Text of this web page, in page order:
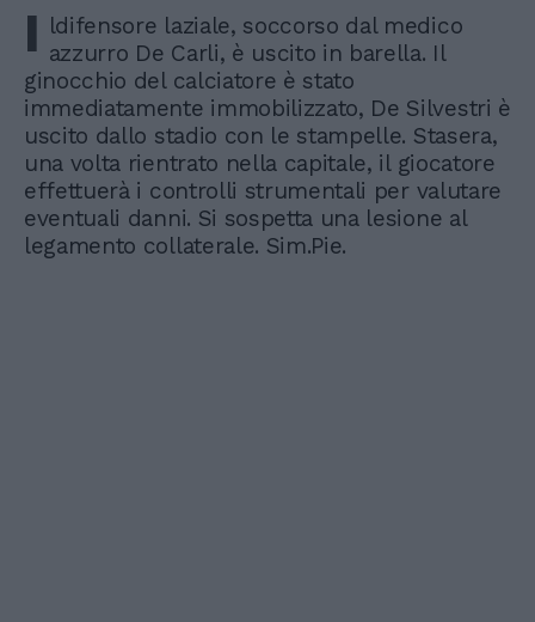
I ldifensore laziale, soccorso dal medico
azzurro De Carli, è uscito in barella. Il
ginocchio del calciatore è stato
immediatamente immobilizzato, De Silvestri è
uscito dallo stadio con le stampelle. Stasera,
una volta rientrato nella capitale, il giocatore
effettuerà i controlli strumentali per valutare
eventuali danni. Si sospetta una lesione al
legamento collaterale. Sim.Pie.